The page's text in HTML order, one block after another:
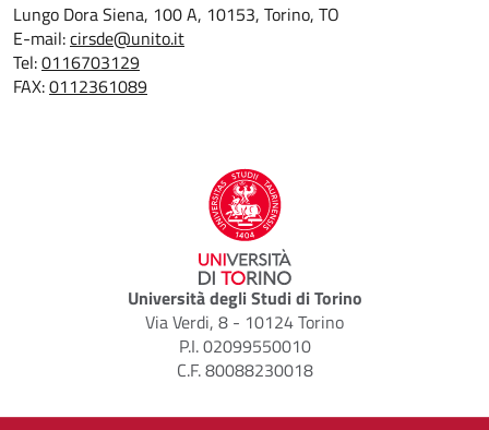
Lungo Dora Siena, 100 A, 10153, Torino, TO
E-mail:cirsde@unito.it
Tel:0116703129
FAX:0112361089
Università degli Studi di Torino
Via Verdi, 8 - 10124 Torino
P.I. 02099550010
C.F. 80088230018